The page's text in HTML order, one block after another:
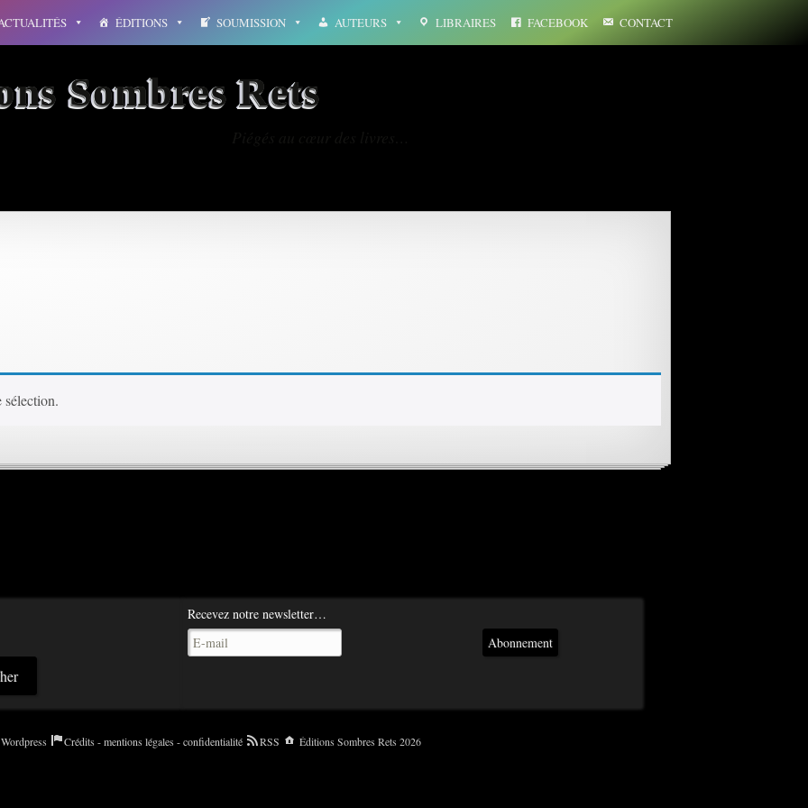
ÉDITIONS SOUMISSION AUTEURS LIBRAIRES FACEBOOK CONTACT
Sombres Rets
Recevez notre newsletter…
Abonnement
Wordpress Crédits - mentions légales - confidentialité RSS Éditions Sombres Rets 2026